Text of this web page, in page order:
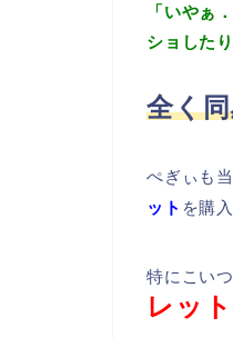
「いやぁ
ショした
全く
ぺぎぃも
ット を購
特にこい
レット